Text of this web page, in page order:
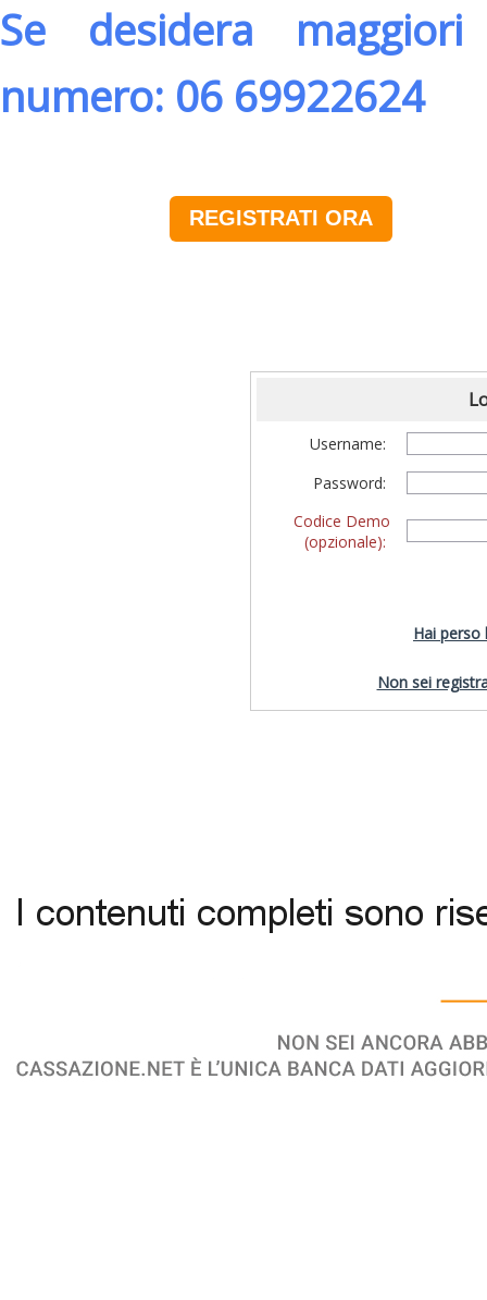
Se desidera
numero: 06 69922624
REGISTRATI ORA
Username:
Password:
Codice Demo
(opzionale):
Hai perso
Non sei